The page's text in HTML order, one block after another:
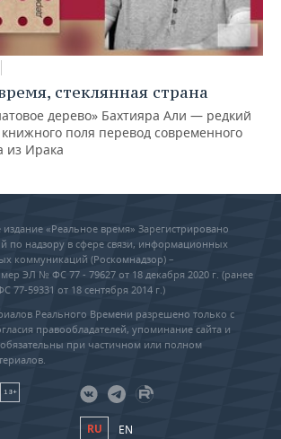
стеклянная страна
дерево» Бахтияра Али — редкий
книжного поля перевод современного
из Ирака
издание «Реальное время» Зарегистрировано
по надзору в сфере связи, информационных
коммуникаций (Роскомнадзор) –
ЭЛ № ФС 77 - 79627 от 18 декабря 2020 г. (ранее
77-59331 от 18 сентября 2014 г.)
Реального Времени разрешено только с
правообладателей, упоминание сайта и
при частичном или полном
18+
RU EN